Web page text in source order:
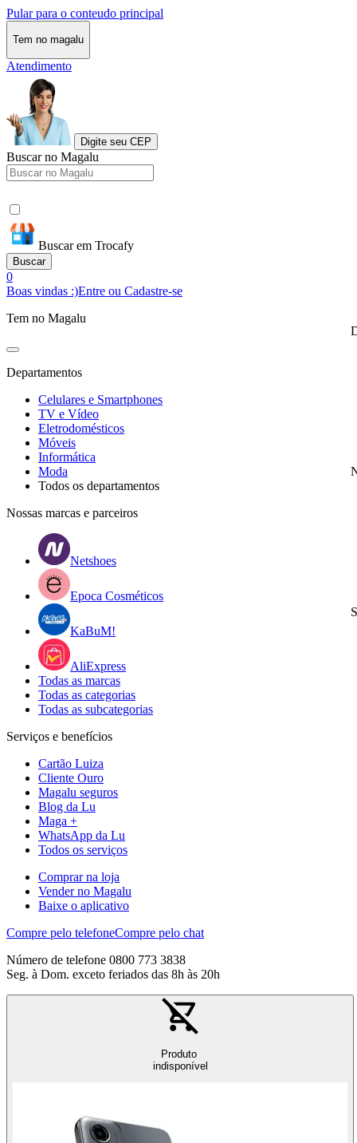
Pular para o conteudo principal
Tem no magalu
Atendimento
Digite seu CEP
Buscar no Magalu
Buscar em Trocafy
Buscar
0
Boas vindas :)Entre ou Cadastre-se
Tem no Magalu
Departamentos
Celulares e Smartphones
TV e Vídeo
Eletrodomésticos
Móveis
Informática
Moda
Todos os departamentos
Nossas marcas e parceiros
Netshoes
Epoca Cosméticos
KaBuM!
AliExpress
Todas as marcas
Todas as categorias
Todas as subcategorias
Serviços e benefícios
Cartão Luiza
Cliente Ouro
Magalu seguros
Blog da Lu
Maga +
WhatsApp da Lu
Todos os serviços
Comprar na loja
Vender no Magalu
Baixe o aplicativo
Compre pelo telefoneCompre pelo chat
Número de telefone 0800 773 3838
Seg. à Dom. exceto feriados das 8h às 20h
Produto
indisponível